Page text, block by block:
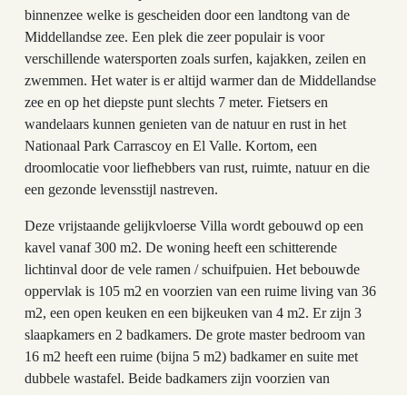
binnenzee welke is gescheiden door een landtong van de
Middellandse zee. Een plek die zeer populair is voor
verschillende watersporten zoals surfen, kajakken, zeilen en
zwemmen. Het water is er altijd warmer dan de Middellandse
zee en op het diepste punt slechts 7 meter. Fietsers en
wandelaars kunnen genieten van de natuur en rust in het
Nationaal Park Carrascoy en El Valle. Kortom, een
droomlocatie voor liefhebbers van rust, ruimte, natuur en die
een gezonde levensstijl nastreven.
Deze vrijstaande gelijkvloerse Villa wordt gebouwd op een
kavel vanaf 300 m2. De woning heeft een schitterende
lichtinval door de vele ramen / schuifpuien. Het bebouwde
oppervlak is 105 m2 en voorzien van een ruime living van 36
m2, een open keuken en een bijkeuken van 4 m2. Er zijn 3
slaapkamers en 2 badkamers. De grote master bedroom van
16 m2 heeft een ruime (bijna 5 m2) badkamer en suite met
dubbele wastafel. Beide badkamers zijn voorzien van